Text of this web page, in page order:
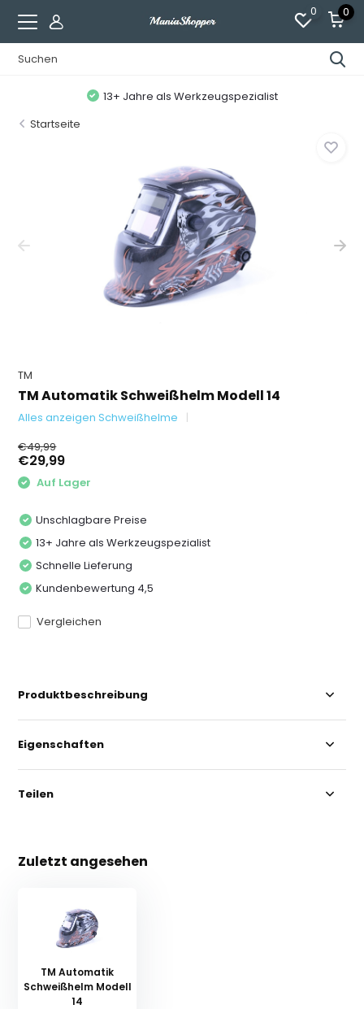
0 0
13+ Jahre als Werkzeugspezialist
Startseite
TM
TM Automatik Schweißhelm Modell 14
Alles anzeigen Schweißhelme
€49,99
€29,99
Auf Lager
Unschlagbare Preise
13+ Jahre als Werkzeugspezialist
Schnelle Lieferung
Kundenbewertung 4,5
Vergleichen
Produktbeschreibung
Eigenschaften
Teilen
Zuletzt angesehen
TM Automatik
Schweißhelm Modell
14